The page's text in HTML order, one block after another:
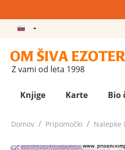
Z vami od leta 1998
Knjige Karte Bio
Domov / Pripomočki / Nalepke